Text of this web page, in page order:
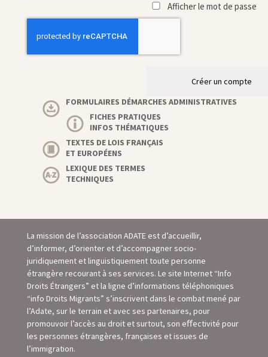
Afficher le mot de passe
Créer un compte
FORMULAIRES DÉMARCHES ADMINISTRATIVES
FICHES PRATIQUES
INFOS THÉMATIQUES
TEXTES DE LOIS FRANÇAIS
ET EUROPÉENS
LEXIQUE DES TERMES
TECHNIQUES
La mission de l’association ADATE est d’accueillir,
d’informer, d’orienter et d’accompagner socio-
juridiquement et linguistiquement toute personne
étrangère recourant à ses services. Le site Internet “Info
Droits Étrangers” et la ligne d’informations téléphoniques
“info Droits Migrants” s’inscrivent dans le combat mené par
l’Adate, sur le terrain et avec ses partenaires, pour
promouvoir l’accès au droit et surtout, son eﬀectivité pour
les personnes étrangères, françaises et issues de
l’immigration.